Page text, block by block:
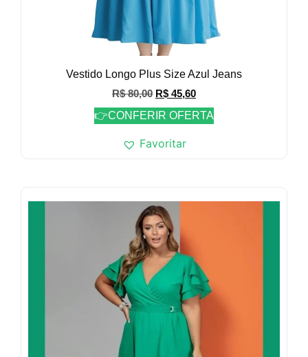
Vestido Longo Plus Size Azul Jeans
R$80,00 R$ 45,60
👉CONFERIR OFERTA
Favoritar